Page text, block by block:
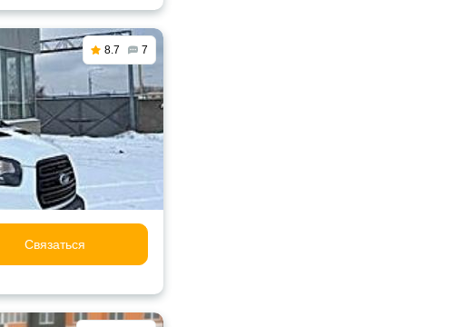
8.7 7
Связаться